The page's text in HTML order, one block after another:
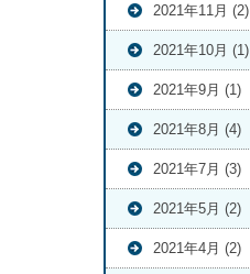
2021年11月 (2)
2021年10月 (1)
2021年9月 (1)
2021年8月 (4)
2021年7月 (3)
2021年5月 (2)
2021年4月 (2)